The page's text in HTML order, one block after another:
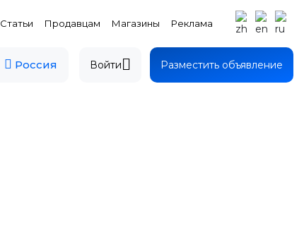
Статьи Продавцам Магазины Реклама
Россия Войти Разместить объявление